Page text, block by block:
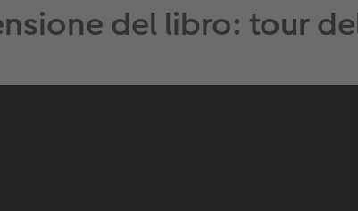
del libro: tour